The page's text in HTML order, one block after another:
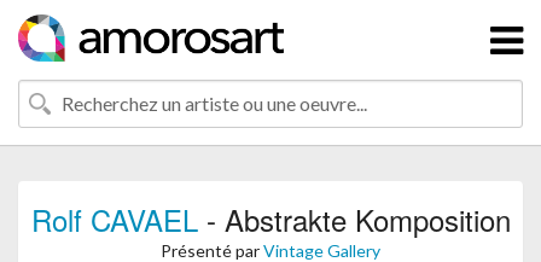
Rolf CAVAEL- Abstrakte Komposition
Présenté parVintage Gallery